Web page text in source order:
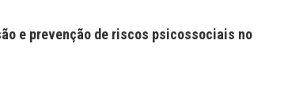
e prevenção de riscos psicossociais no